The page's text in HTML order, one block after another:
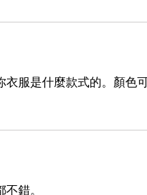
衣服是什麼款式的。顏色
錯。